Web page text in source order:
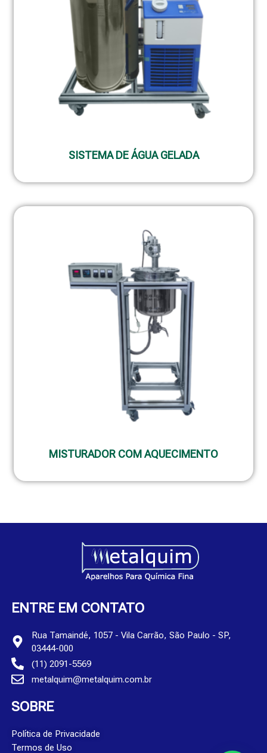
SISTEMA DE ÁGUA GELADA
MISTURADOR COM AQUECIMENTO
ENTRE EM CONTATO
Rua Tamaindé, 1057 - Vila Carrão, São Paulo - SP,
03444-000
(11) 2091-5569
metalquim@metalquim.com.br
SOBRE
Política de Privacidade
Termos de Uso